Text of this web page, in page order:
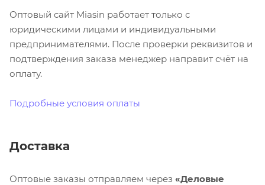
Оптовый сайт Miasin работает только с
юридическими лицами и индивидуальными
предпринимателями. После проверки реквизитов и
подтверждения заказа менеджер направит счёт на
оплату.
Подробные условия оплаты
Доставка
Оптовые заказы отправляем через «Деловые